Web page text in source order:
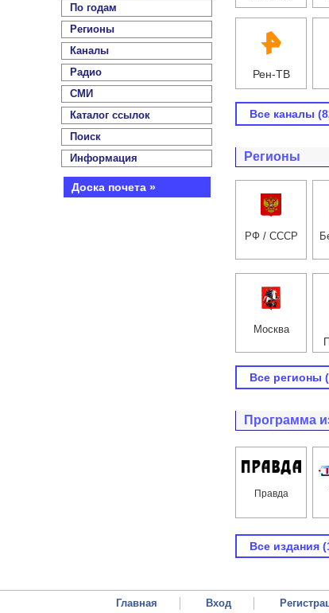
По годам
Регионы
Каналы
Радио
СМИ
Каталог ссылок
Поиск
Информация
Доска почета »
Рен-ТВ
Все каналы
Регионы
РФ / СССР
Москва
Все регионы
Программа
Правда
Все издания
Главная Вход